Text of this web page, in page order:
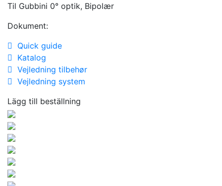
Til Gubbini 0° optik, Bipolær
Dokument:
Quick guide
Katalog
Vejledning tilbehør
Vejledning system
Lägg till beställning